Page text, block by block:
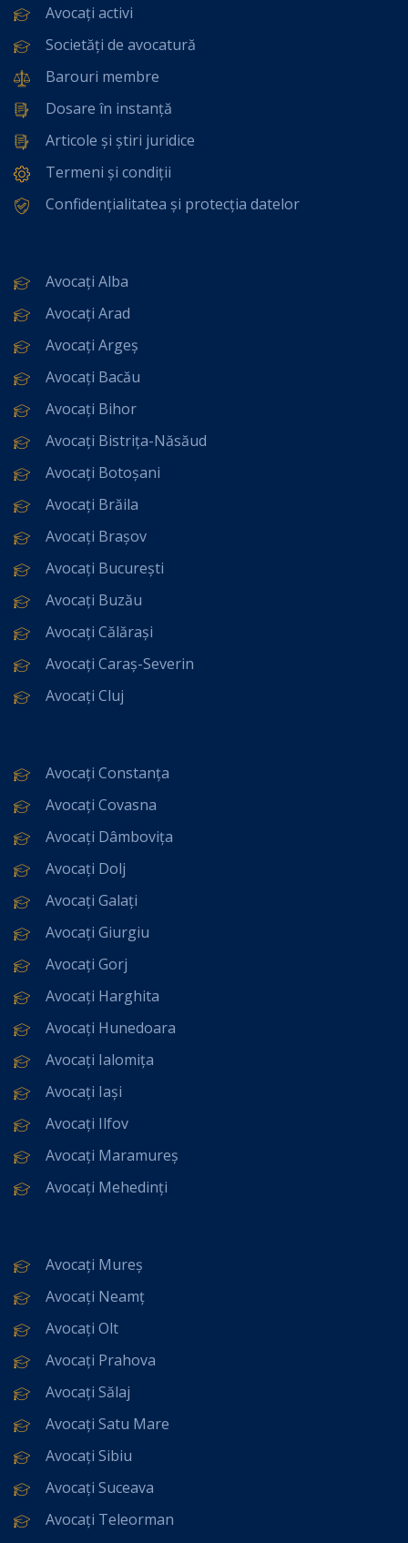
Avocați activi
Societăți de avocatură
Barouri membre
Dosare în instanță
Articole și știri juridice
Termeni și condiții
Confidențialitatea și protecția datelor
Avocați Alba
Avocați Arad
Avocați Argeș
Avocați Bacău
Avocați Bihor
Avocați Bistrița-Năsăud
Avocați Botoșani
Avocați Brăila
Avocați Brașov
Avocați București
Avocați Buzău
Avocați Călărași
Avocați Caraș-Severin
Avocați Cluj
Avocați Constanța
Avocați Covasna
Avocați Dâmbovița
Avocați Dolj
Avocați Galați
Avocați Giurgiu
Avocați Gorj
Avocați Harghita
Avocați Hunedoara
Avocați Ialomița
Avocați Iași
Avocați Ilfov
Avocați Maramureș
Avocați Mehedinți
Avocați Mureș
Avocați Neamț
Avocați Olt
Avocați Prahova
Avocați Sălaj
Avocați Satu Mare
Avocați Sibiu
Avocați Suceava
Avocați Teleorman